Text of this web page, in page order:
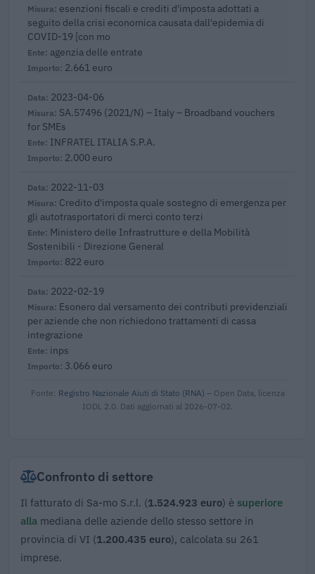
esenzioni fiscali e crediti d'imposta adottati a
seguito della crisi economica causata dall'epidemia di
COVID-19 [con mo
agenzia delle entrate
2.661 euro
2023-04-06
SA.57496 (2021/N) – Italy – Broadband vouchers
for SMEs
INFRATEL ITALIA S.P.A.
2.000 euro
2022-11-03
Credito d'imposta quale sostegno di emergenza per
gli autotrasportatori di merci conto terzi
Ministero delle Infrastrutture e della Mobilità
Sostenibili - Direzione General
822 euro
2022-02-19
Esonero dal versamento dei contributi previdenziali
per aziende che non richiedono trattamenti di cassa
integrazione
inps
3.066 euro
Fonte: Registro Nazionale Aiuti di Stato (RNA) – Open Data, licenza
IODL 2.0. Dati aggiornati al 2026-07-02.
Confronto di settore
Il fatturato di Sa-mo S.r.l. (1.524.923 euro) è superiore
alla mediana delle aziende dello stesso settore in
provincia di VI (1.200.435 euro), calcolata su 261
imprese.